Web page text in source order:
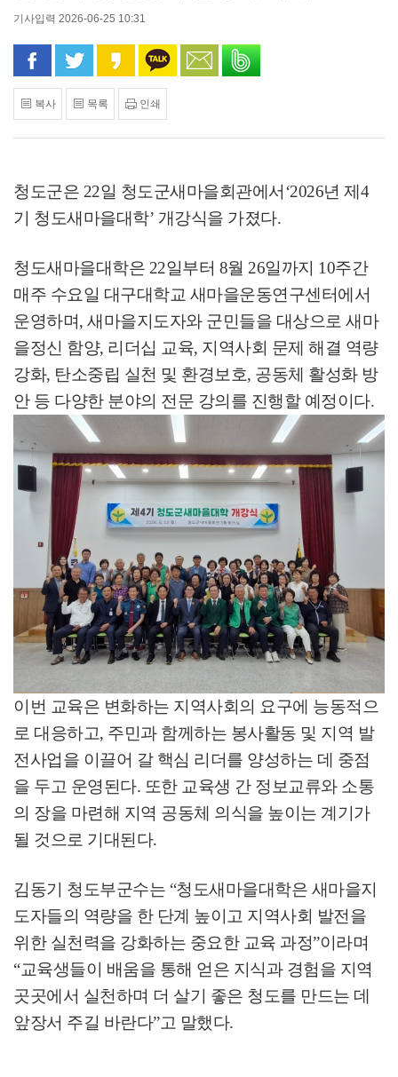
기사입력 2026-06-25 10:31
페이스북으로 공유
트위터로 공유카카오 스토리로 공유
카카오톡으로 공유
문자로 공유
복사 목록 인쇄
청도군은 22일 청도군새마을회관에서 ‘2026년 제 4
기 청도새마을대학’ 개강식을 가졌다.
청도새마을대학은 22일부터 8월 26일까지 10주간
매주 수요일 대구대학교 새마을운동연구센터에서
운영하며, 새마을지도자와 군민들을 대상으로 새마
을정신 함양, 리더십 교육, 지역사회 문제 해결 역량
강화, 탄소중립 실천 및 환경보호, 공동체 활성화 방
안 등 다양한 분야의 전문 강의를 진행할 예정이다.
이번 교육은 변화하는 지역사회의 요구에 능동적으
로 대응하고, 주민과 함께하는 봉사활동 및 지역 발
전사업을 이끌어 갈 핵심 리더를 양성하는 데 중점
을 두고 운영된다. 또한 교육생 간 정보교류와 소통
의 장을 마련해 지역 공동체 의식을 높이는 계기가
될 것으로 기대된다.
김동기 청도부군수는 “청도새마을대학은 새마을지
도자들의 역량을 한 단계 높이고 지역사회 발전을
위한 실천력을 강화하는 중요한 교육 과정”이라며
“교육생들이 배움을 통해 얻은 지식과 경험을 지역
곳곳에서 실천하며 더 살기 좋은 청도를 만드는 데
앞장서 주길 바란다”고 말했다.